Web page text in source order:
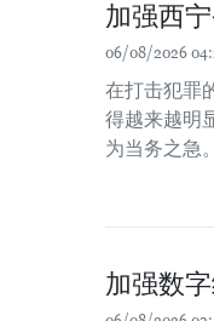
加强西
06/08/2026
在打击犯罪
得越来越明
为当务之急。
加强数